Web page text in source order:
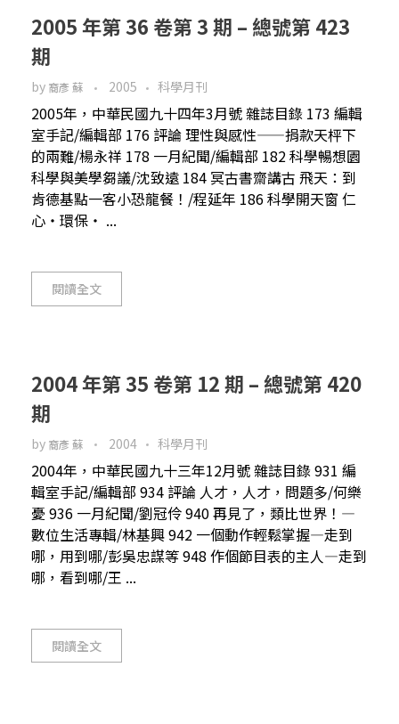
2005 年第 36 卷第 3 期 – 總號第 423
期
by 裔彥 蘇 2005 科學月刊
2005年，中華民國九十四年3月號 雜誌目錄 173 編輯
室手記/編輯部 176 評論 理性與感性——捐款天枰下
的兩難/楊永祥 178 一月紀聞/編輯部 182 科學暢想園
科學與美學芻議/沈致遠 184 冥古書齋講古 飛天：到
肯德基點一客小恐龍餐！/程延年 186 科學開天窗 仁
心・環保・ ...
閱讀全文
2004 年第 35 卷第 12 期 – 總號第 420
期
by 裔彥 蘇 2004 科學月刊
2004年，中華民國九十三年12月號 雜誌目錄 931 編
輯室手記/編輯部 934 評論 人才，人才，問題多/何樂
憂 936 一月紀聞/劉冠伶 940 再見了，類比世界！—
數位生活專輯/林基興 942 一個動作輕鬆掌握—走到
哪，用到哪/彭吳忠謀等 948 作個節目表的主人—走到
哪，看到哪/王 ...
閱讀全文